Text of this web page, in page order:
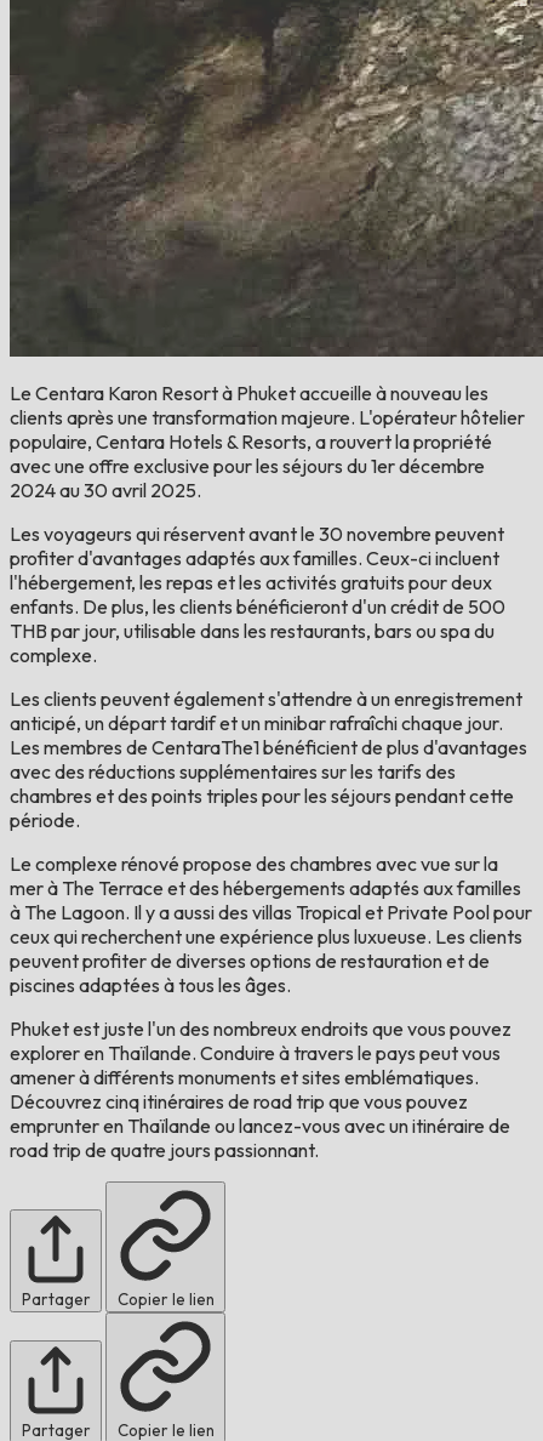
Le Centara Karon Resort à Phuket accueille à nouveau les
clients après une transformation majeure. L'opérateur hôtelier
populaire, Centara Hotels & Resorts, a rouvert la propriété
avec une offre exclusive pour les séjours du 1er décembre
2024 au 30 avril 2025.
Les voyageurs qui réservent avant le 30 novembre peuvent
profiter d'avantages adaptés aux familles. Ceux-ci incluent
l'hébergement, les repas et les activités gratuits pour deux
enfants. De plus, les clients bénéficieront d'un crédit de 500
THB par jour, utilisable dans les restaurants, bars ou spa du
complexe.
Les clients peuvent également s'attendre à un enregistrement
anticipé, un départ tardif et un minibar rafraîchi chaque jour.
Les membres de CentaraThe1 bénéficient de plus d'avantages
avec des réductions supplémentaires sur les tarifs des
chambres et des points triples pour les séjours pendant cette
période.
Le complexe rénové propose des chambres avec vue sur la
mer à The Terrace et des hébergements adaptés aux familles
à The Lagoon. Il y a aussi des villas Tropical et Private Pool pour
ceux qui recherchent une expérience plus luxueuse. Les clients
peuvent profiter de diverses options de restauration et de
piscines adaptées à tous les âges.
Phuket est juste l'un des nombreux endroits que vous pouvez
explorer en Thaïlande. Conduire à travers le pays peut vous
amener à différents monuments et sites emblématiques.
Découvrez cinq itinéraires de road trip que vous pouvez
emprunter en Thaïlande ou lancez-vous avec un itinéraire de
road trip de quatre jours passionnant.
Partager Copier le lien
Partager Copier le lien